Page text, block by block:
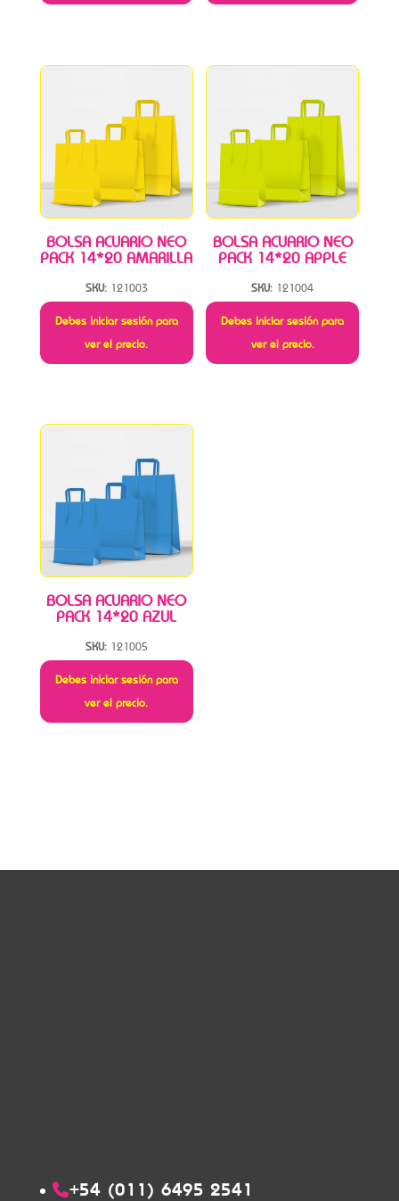
BOLSA ACUARIO NEO
PACK 14*20 AMARILLA
SKU: 121003
Debes iniciar sesión para
ver el precio.
BOLSA ACUARIO NEO
PACK 14*20 APPLE
SKU: 121004
Debes iniciar sesión para
ver el precio.
BOLSA ACUARIO NEO
PACK 14*20 AZUL
SKU: 121005
Debes iniciar sesión para
ver el precio.
+54 (011) 6495 2541